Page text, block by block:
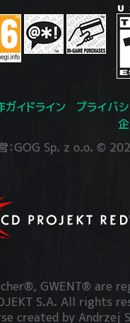
イドライン プライバシ
営：GOG Sp. z o.o. ©
GWENT® are
S.A. All rights
created by Andrzej